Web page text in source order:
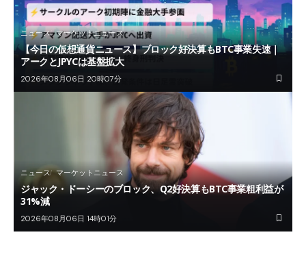
ニュース マーケットニュース
【今日の仮想通貨ニュース】ブロック好決算もBTC事業失速｜
アークとJPYCは基盤拡大
2026年08月06日 20時07分
ニュース マーケットニュース
ジャック・ドーシーのブロック、Q2好決算もBTC事業粗利益が
31%減
2026年08月06日 14時01分